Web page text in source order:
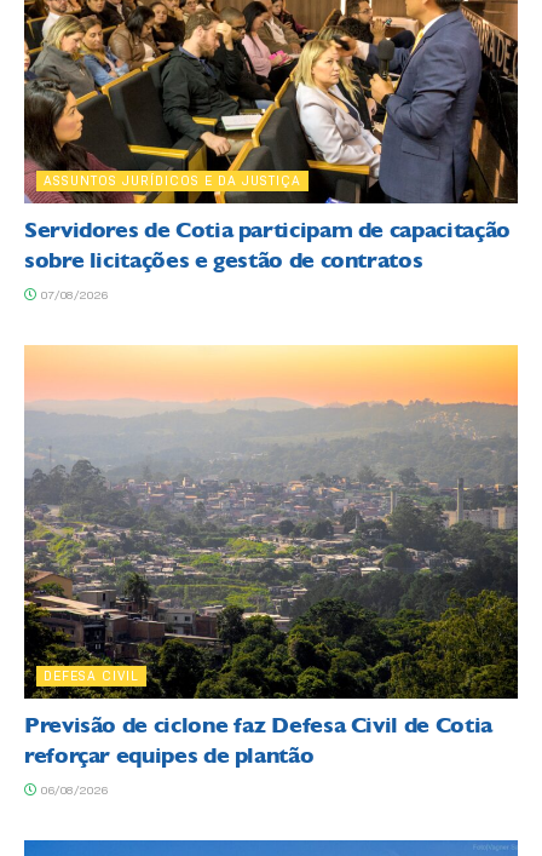
ASSUNTOS JURÍDICOS E DA JUSTIÇA
Servidores de Cotia participam de capacitação
sobre licitações e gestão de contratos
07/08/2026
DEFESA CIVIL
Previsão de ciclone faz Defesa Civil de Cotia
reforçar equipes de plantão
06/08/2026